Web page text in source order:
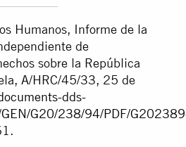
Humanos, Informe de la
de
sobre la República
A/HRC/45/33, 25 de
dds-
GEN/G20/238/94/PDF/